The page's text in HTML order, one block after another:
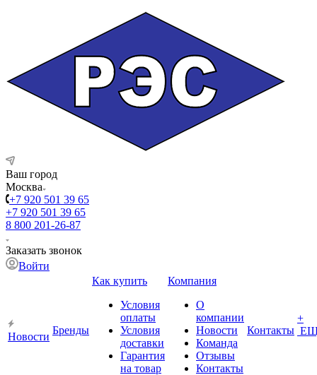
Ваш город
Москва
+7 920 501 39 65
+7 920 501 39 65
8 800 201-26-87
Заказать звонок
Войти
Новости
Бренды
Как купить
Условия
оплаты
Условия
доставки
Гарантия
на товар
Компания
О
компании
Новости
Команда
Отзывы
Контакты
Контакты
+